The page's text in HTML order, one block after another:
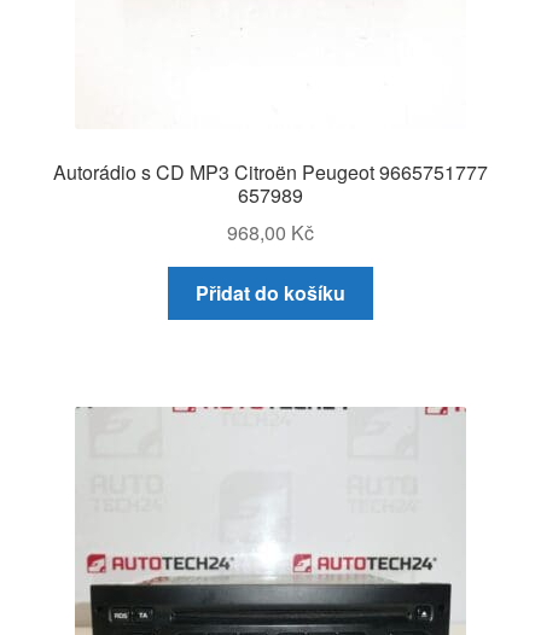
Autorádio s CD MP3 Citroën Peugeot 9665751777
657989
968,00 Kč
Přidat do košíku